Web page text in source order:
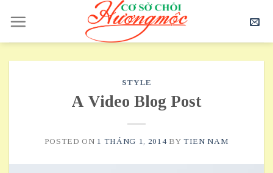
content
STYLE
A Video Blog Post
POSTED ON 1 THÁNG 1, 2014BYTIEN NAM